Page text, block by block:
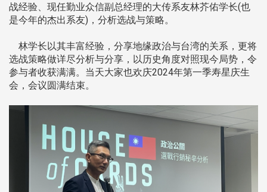
战经验、现任勤业众信副总经理的大传系友林芥佑学长(也
是今年的杰出系友)，分析选战与策略。
林学长以其丰富经验，分享地缘政治与台湾的关系，更将
选战策略做详尽分析与分享，以历史角度对照现今局势，令
参与者收获满满。当天大家也欢庆2024年第一季寿星庆生
会，会议圆满结束。